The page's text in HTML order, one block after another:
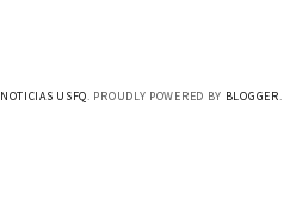
NOTICIAS USFQ . PROUDLY POWERED BY BLOGGER